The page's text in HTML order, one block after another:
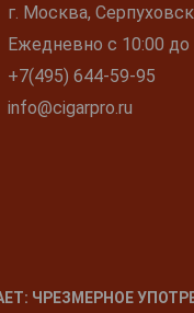
г. Москва,
Ежедневно с 10:00 до
+7(495) 644-59-95
info@cigarpro.ru
ЧРЕЗМЕРНОЕ